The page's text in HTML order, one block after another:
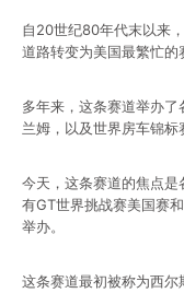
自20世纪80年代末以来
道路转变为美国最繁忙的
多年来，这条赛道举办
兰姆，以及世界房车锦标
今天，这条赛道的焦点
有GT世界挑战赛美国赛
举办。
这条赛道最初被称为西尔